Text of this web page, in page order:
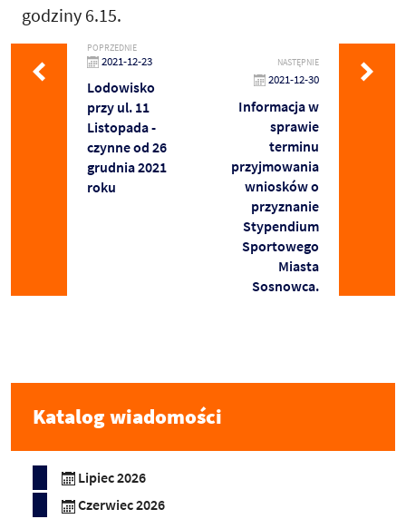
godziny 6.15.
POPRZEDNIE
2021-12-23
Lodowisko
przy ul. 11
Listopada -
czynne od 26
grudnia 2021
roku
NASTĘPNIE
2021-12-30
Informacja w
sprawie
terminu
przyjmowania
wniosków o
przyznanie
Stypendium
Sportowego
Miasta
Sosnowca.
Katalog wiadomości
Lipiec 2026
Czerwiec 2026